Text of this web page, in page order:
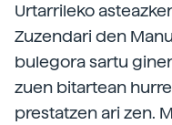
Urtarrileko
Zuzendari den
bulegora sartu
zuen bitartean
prestatzen ari zen.